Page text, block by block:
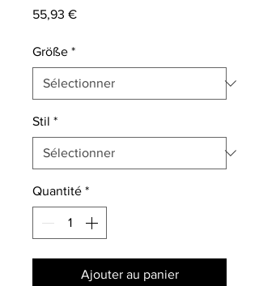
55,93 €Prix
Größe *
Stil *
Quantité *
Ajouter au panier